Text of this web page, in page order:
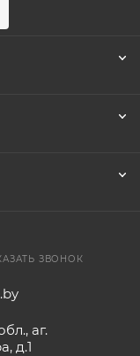
ЗВОНОК
аг.
д.1